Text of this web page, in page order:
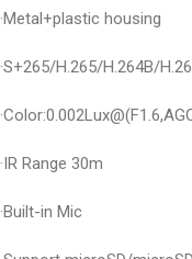
·Metal+plastic housing
·S+265/H.265/H.264B/
·IR Range 30m
·Built-in Mic